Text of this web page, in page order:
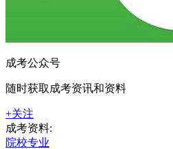
成考公众号
随时获取成考资讯和资料
+关注
成考资料:
院校专业